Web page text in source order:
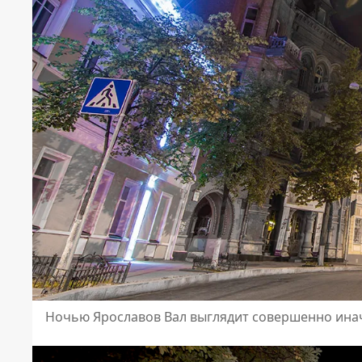
Ночью Ярославов Вал выглядит совершенно